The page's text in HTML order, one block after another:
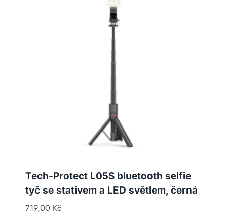
Tech-Protect L05S bluetooth selfie
tyč se stativem a LED světlem, černá
719,00 Kč